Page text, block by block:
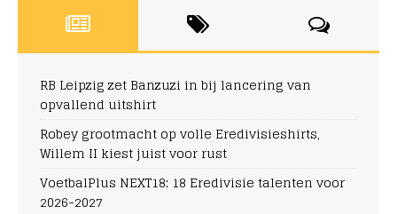
RB Leipzig zet Banzuzi in bij lancering van
opvallend uitshirt
Robey grootmacht op volle Eredivisieshirts,
Willem II kiest juist voor rust
VoetbalPlus NEXT18: 18 Eredivisie talenten voor
2026-2027